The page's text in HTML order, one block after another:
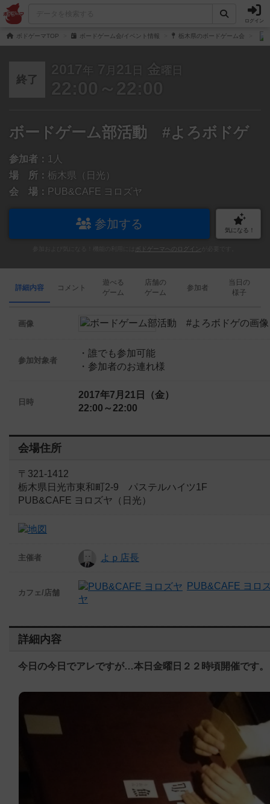
ログイン
ボドゲーマTOP ボードゲーム会/イベント情報 栃木県のボードゲーム会
終了
2017 年 7 月 21 日 金 曜日
22:00～22:00
ボードゲーム部活動 #よろボドゲ
参加者： 1人
場 所： 栃木県（日光）
会 場： PUB&CAFE ヨロズヤ
参加する 気になる！
ボドゲーマへのログイン
詳細内容 コメント
遊べる
ゲーム
店舗の
ゲーム
参加者
当日の
様子
画像
参加対象者
・誰でも参加可能
・参加者のお連れ様
日時
2017年7月21日（金）
22:00～22:00
会場住所
〒321-1412
栃木県日光市東和町2-9 パステルハイツ1F
PUB&CAFE ヨロズヤ（日光）
主催者 よｐ店長
カフェ/店舗
PUB&CAFE ヨロ
ヤ
詳細内容
今日の今日でアレですが…本日金曜日２２時頃開催です。